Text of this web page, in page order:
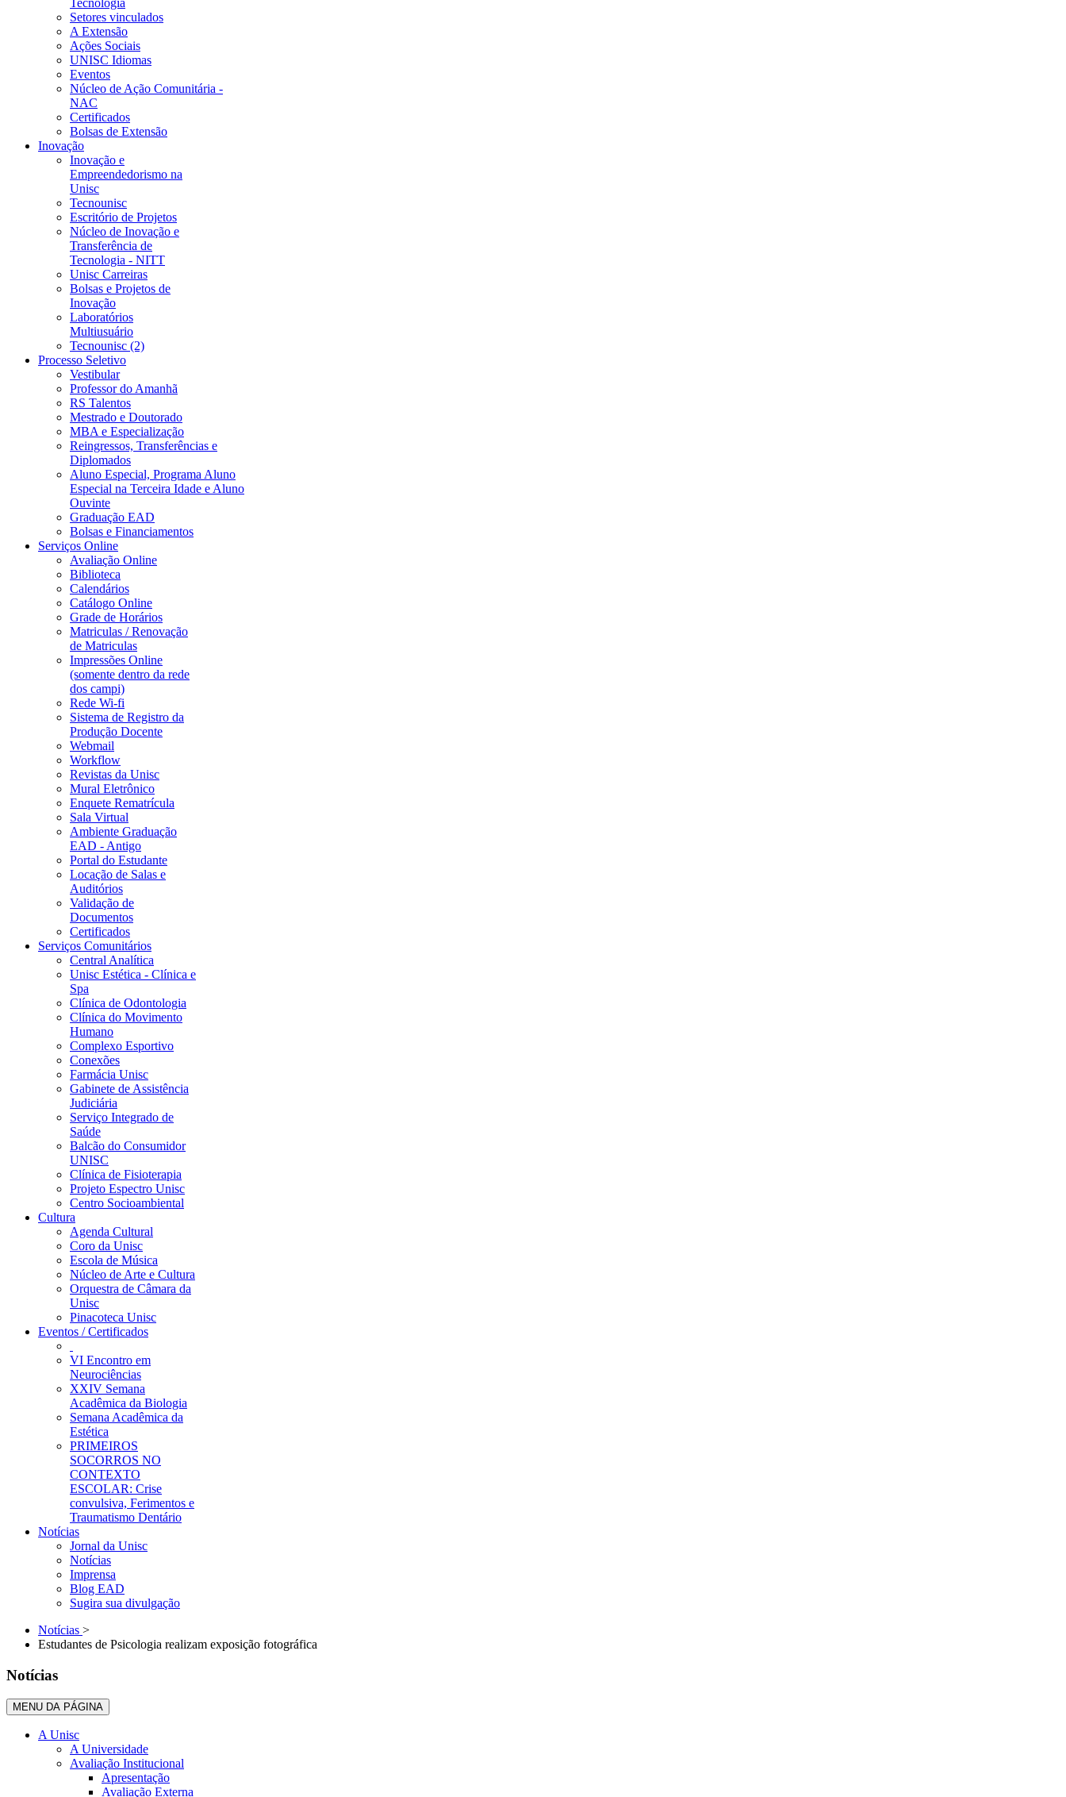
Tecnologia
Setores vinculados
A Extensão
Ações Sociais
UNISC Idiomas
Eventos
Núcleo de Ação Comunitária -
NAC
Certificados
Bolsas de Extensão
Inovação
Inovação e
Empreendedorismo na
Unisc
Tecnounisc
Escritório de Projetos
Núcleo de Inovação e
Transferência de
Tecnologia - NITT
Unisc Carreiras
Bolsas e Projetos de
Inovação
Laboratórios
Multiusuário
Tecnounisc (2)
Processo Seletivo
Vestibular
Professor do Amanhã
RS Talentos
Mestrado e Doutorado
MBA e Especialização
Reingressos, Transferências e
Diplomados
Aluno Especial, Programa Aluno
Especial na Terceira Idade e Aluno
Ouvinte
Graduação EAD
Bolsas e Financiamentos
Serviços Online
Avaliação Online
Biblioteca
Calendários
Catálogo Online
Grade de Horários
Matriculas / Renovação
de Matriculas
Impressões Online
(somente dentro da rede
dos campi)
Rede Wi-fi
Sistema de Registro da
Produção Docente
Webmail
Workflow
Revistas da Unisc
Mural Eletrônico
Enquete Rematrícula
Sala Virtual
Ambiente Graduação
EAD - Antigo
Portal do Estudante
Locação de Salas e
Auditórios
Validação de
Documentos
Certificados
Serviços Comunitários
Central Analítica
Unisc Estética - Clínica e
Spa
Clínica de Odontologia
Clínica do Movimento
Humano
Complexo Esportivo
Conexões
Farmácia Unisc
Gabinete de Assistência
Judiciária
Serviço Integrado de
Saúde
Balcão do Consumidor
UNISC
Clínica de Fisioterapia
Projeto Espectro Unisc
Centro Socioambiental
Cultura
Agenda Cultural
Coro da Unisc
Escola de Música
Núcleo de Arte e Cultura
Orquestra de Câmara da
Unisc
Pinacoteca Unisc
Eventos / Certificados
VI Encontro em
Neurociências
XXIV Semana
Acadêmica da Biologia
Semana Acadêmica da
Estética
PRIMEIROS
SOCORROS NO
CONTEXTO
ESCOLAR: Crise
convulsiva, Ferimentos e
Traumatismo Dentário
Notícias
Jornal da Unisc
Notícias
Imprensa
Blog EAD
Sugira sua divulgação
Notícias >
Estudantes de Psicologia realizam exposição fotográfica
Notícias
MENU DA PÁGINA
A Unisc
A Universidade
Avaliação Institucional
Apresentação
Avaliação Externa